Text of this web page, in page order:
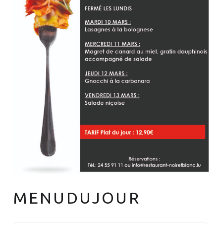
Brasserie-Restaurant-Pizzeria
MENUDUJOUR